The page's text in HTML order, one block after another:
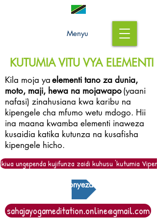
Menyu
KUTUMIA VITU VYA ELEMENTI
Kila moja yaelementi tano za dunia,
moto, maji, hewa na mojawapo(yaani
nafasi) zinahusiana kwa karibu na
kipengele cha mfumo wetu mdogo. Hii
ina maana kwamba elementi inaweza
kusaidia katika kutunza na kusafisha
kipengele hicho.
Ikiwa ungependa kujifunza zaidi kuhusu 'kutumia
Bonyeza
sahajayogameditation.online@gmail.com